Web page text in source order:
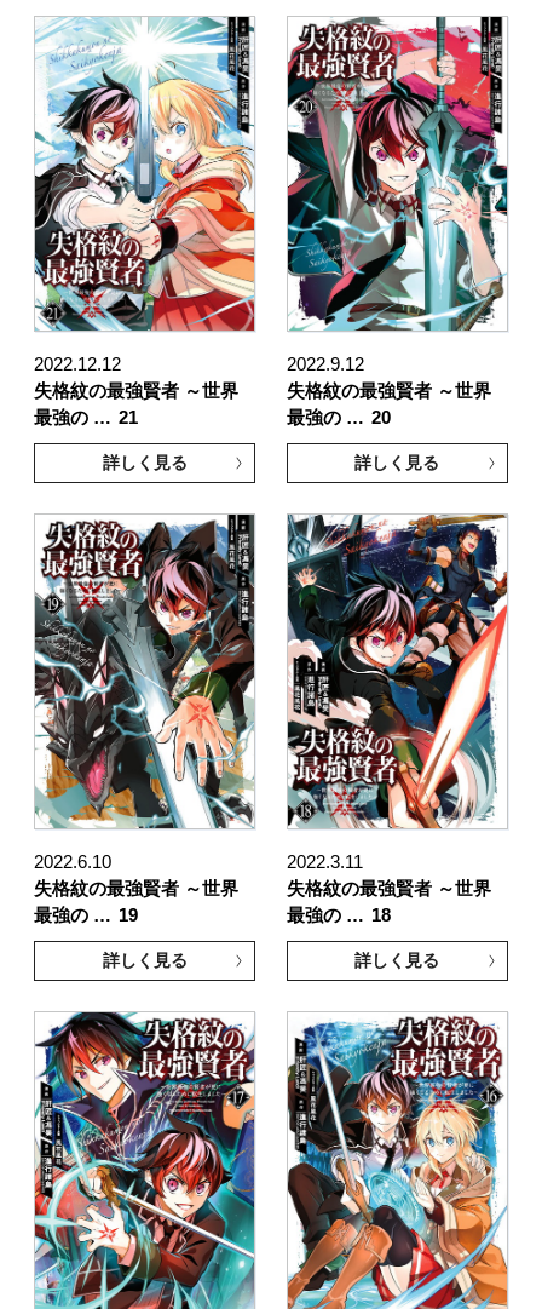
2022.12.12
失格紋の最強賢者 ～世界
最強の … 21
詳しく見る
2022.9.12
失格紋の最強賢者 ～世界
最強の … 20
詳しく見る
2022.6.10
失格紋の最強賢者 ～世界
最強の … 19
詳しく見る
2022.3.11
失格紋の最強賢者 ～世界
最強の … 18
詳しく見る